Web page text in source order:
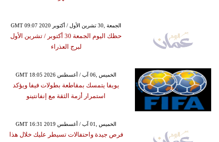
GMT 09:07 2020 الجمعة ,30 تشرين الأول / أكتوبر
حظك اليوم الجمعة 30 أكتوبر / تشرين الأول
لبرج العذراء
GMT 18:05 2026 الخميس ,06 آب / أغسطس
يويفا يتمسك بمقاطعة بطولات فيفا ويؤكد
استمرار أزمة الثقة مع إنفانتينو
GMT 16:31 2019 الخميس ,01 آب / أغسطس
فرص جيدة واحتفالات تسيطر عليك خلال هذا